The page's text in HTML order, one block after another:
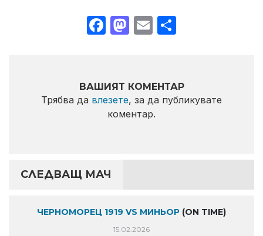
Facebook
Mastodon
Email
ВАШИЯТ КОМЕНТАР
Трябва да влезете, за да публикувате
коментар.
СЛЕДВАЩ МАЧ
ЧЕРНОМОРЕЦ 1919 VS МИНЬОР (ON TIME)
15.02.2026